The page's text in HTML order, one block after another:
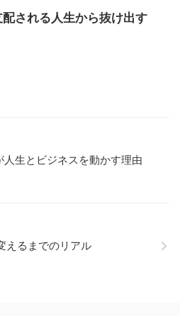
される人生から抜け出す
人生とビジネスを動かす理由
えるまでのリアル